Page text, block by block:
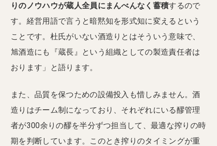
りのノウハウが蔵人全員にまんべんなく蓄積するので
す。経営用語で言うと暗黙知を形式知に変えるという
ことです。杜氏がいない酒造りとはそういう意味で、
旭酒造にも『蔵長』という組織としての製造責任者は
おります」と語ります。
また、品質を保つための設備投入も惜しみません。酒
造りはチーム制になっており、それぞれにいる醪管理
者が300余りの醪を半分ずつ担当して、最適な搾りの時
期を判断しています。このとき搾りのタイミングが重